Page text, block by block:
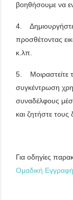
βοηθήσουμε να
4.
προσθέτοντας
κ.λπ.
5. Μοιραστείτε
συγκέντρωση
συναδέλφους
και ζητήστε τους
Για οδηγίες
Ομαδική Εγγραφή